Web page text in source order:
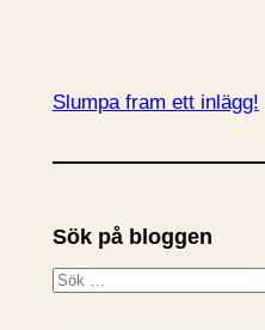
Slumpa fram ett inlägg!
Sök på bloggen
S